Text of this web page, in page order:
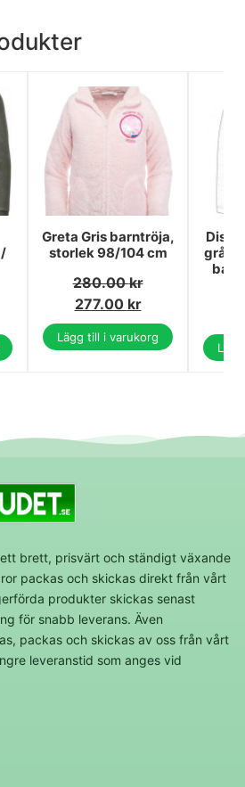
Greta Gris barntröja,
storlek 98/104 cm
280.00kr
277.00 kr
Lägg till i varukorg
grå
barn
brett, prisvärt och ständigt växande
packas och skickas direkt från vårt
produkter skickas senast
för snabb leverans. Även
packas och skickas av oss från vårt
leveranstid som anges vid